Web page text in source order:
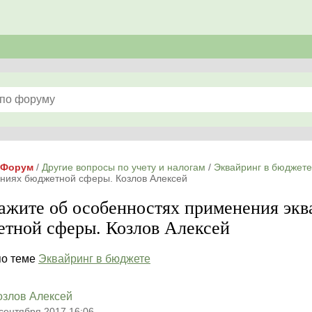
Форум / Другие вопросы по учету и налогам / Эквайринг в бюджете
бюджетной сферы. Козлов Алексей
об особенностях применения
сферы. Козлов Алексей
теме Эквайринг в бюджете
Алексей